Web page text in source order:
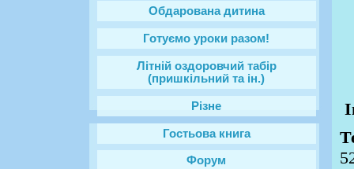
Обдарована дитина
Готуємо уроки разом!
Літній оздоровчий табір
(пришкільний та ін.)
Різне
Гостьова книга
Форум